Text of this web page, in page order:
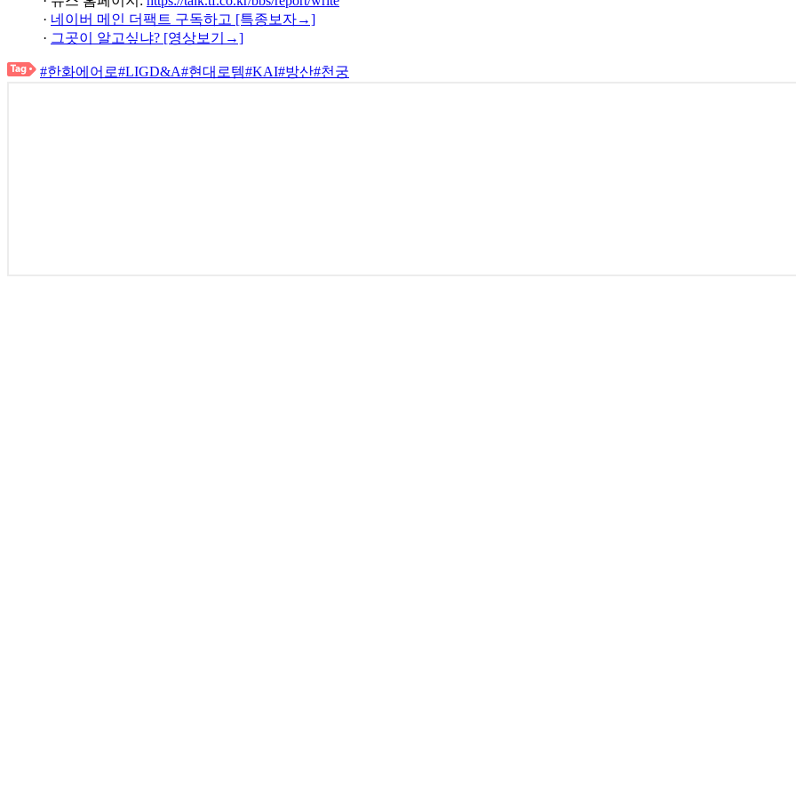
· 네이버 메인 더팩트 구독하고 [특종보자→]
· 그곳이 알고싶냐? [영상보기→]
#한화에어로#LIGD&A#현대로템#KAI#방산#천궁